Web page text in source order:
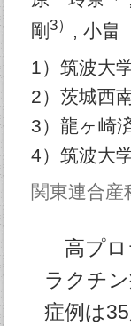
剛 3） , 小
1）筑波大
2）茨城西
3）龍ヶ崎
4）筑波大
関東連合
高プロ
ラクチ
症例は